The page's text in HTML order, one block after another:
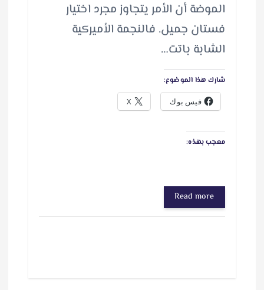
الموضة أن الأمر يتجاوز مجرد اختيار
فستان جميل. فالنجمة الأميركية
الشابة باتت…
شارك هذا الموضوع:
فيس بوك X
معجب بهذه:
Read more